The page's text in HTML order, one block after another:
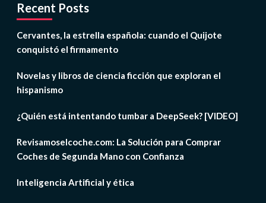
Recent Posts
Cervantes, la estrella española: cuando el Quijote
conquistó el firmamento
Novelas y libros de ciencia ficción que exploran el
hispanismo
¿Quién está intentando tumbar a DeepSeek? [VIDEO]
Revisamoselcoche.com: La Solución para Comprar
Coches de Segunda Mano con Confianza
Inteligencia Artificial y ética